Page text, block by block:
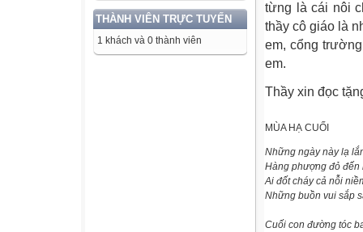
THÀNH VIÊN TRỰC TUYẾN
1 khách và 0 thành viên
từng là cái nôi
thầy cô giáo là
em, cổng
em.
Thầy xin đọc
MÙA HẠ CUỐI
Những ngày này lạ
Hàng phượng đỏ đến
Ai đốt cháy cả nỗi
Những buồn vui sắp
Cuối con đường tóc